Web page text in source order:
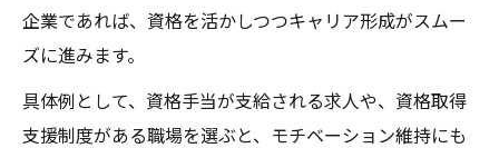
企業であれば、資格を活かしつつキャリア形成がスムー
ズに進みます。
具体例として、資格手当が支給される求人や、資格取得
支援制度がある職場を選ぶと、モチベーション維持にも